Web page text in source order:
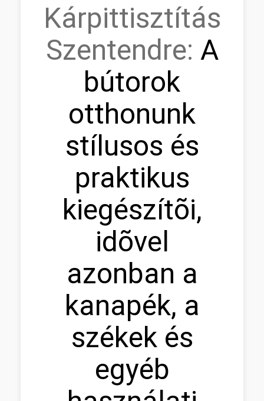
Kárpittisztítás
Szentendre: A
bútorok
otthonunk
stílusos és
praktikus
kiegészítõi,
idõvel
azonban a
kanapék, a
székek és
egyéb